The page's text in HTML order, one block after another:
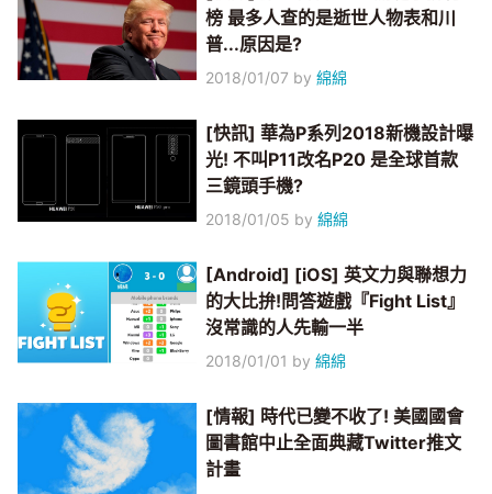
榜 最多人查的是逝世人物表和川
普...原因是?
2018/01/07 by綿綿
[快訊] 華為P系列2018新機設計曝
光! 不叫P11改名P20 是全球首款
三鏡頭手機?
2018/01/05 by綿綿
[Android] [iOS] 英文力與聯想力
的大比拚!問答遊戲『Fight List』
沒常識的人先輸一半
2018/01/01 by綿綿
[情報] 時代已變不收了! 美國國會
圖書館中止全面典藏Twitter推文
計畫